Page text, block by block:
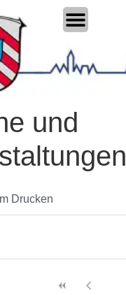
und
Drucken